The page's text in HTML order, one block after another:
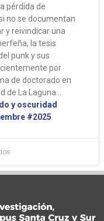
pérdida de
no se documentan
y reivindicar una
la tesis
punk y sus
por
de doctorado en
de La Laguna…
y oscuridad
#2025